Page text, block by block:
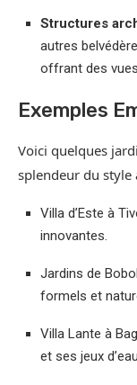
Structures
autres
offrant des
Exemples
Voici quelques
splendeur du style
Villa d’Este à
innovantes.
Jardins de
formels et
Villa Lante à
et ses jeux